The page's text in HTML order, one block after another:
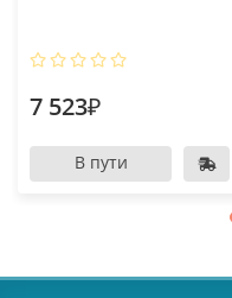
7 523₽
В пути